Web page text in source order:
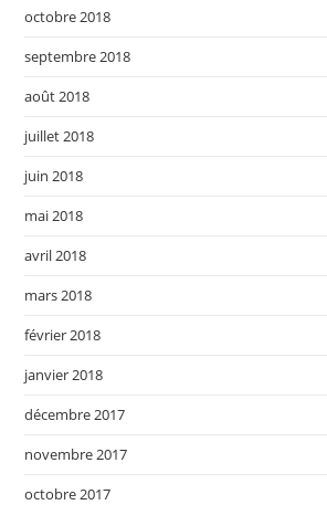
octobre 2018
septembre 2018
août 2018
juillet 2018
juin 2018
mai 2018
avril 2018
mars 2018
février 2018
janvier 2018
décembre 2017
novembre 2017
octobre 2017